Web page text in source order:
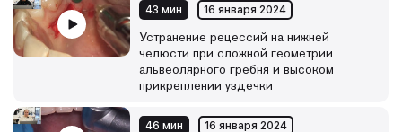
43 мин 16 января 2024
Устранение рецессий на нижней
челюсти при сложной геометрии
альвеолярного гребня и высоком
прикреплении уздечки
46 мин 16 января 2024